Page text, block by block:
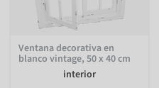
Ventana decorativa en
blanco vintage, 50 x 40 cm
interior